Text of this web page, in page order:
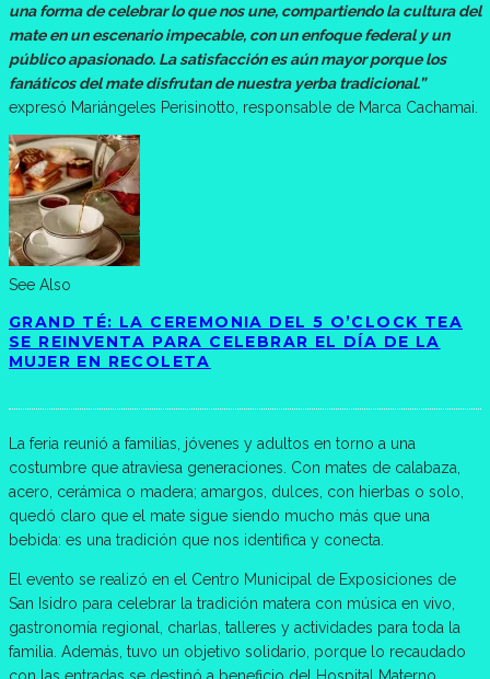
una forma de celebrar lo que nos une, compartiendo la cultura del
mate en un escenario impecable, con un enfoque federal y un
público apasionado. La satisfacción es aún mayor porque los
fanáticos del mate disfrutan de nuestra yerba tradicional.”
expresó Mariángeles Perisinotto, responsable de Marca Cachamai.
See Also
GRAND TÉ: LA CEREMONIA DEL 5 O’CLOCK TEA
SE REINVENTA PARA CELEBRAR EL DÍA DE LA
MUJER EN RECOLETA
La feria reunió a familias, jóvenes y adultos en torno a una
costumbre que atraviesa generaciones. Con mates de calabaza,
acero, cerámica o madera; amargos, dulces, con hierbas o solo,
quedó claro que el mate sigue siendo mucho más que una
bebida: es una tradición que nos identifica y conecta.
El evento se realizó en el Centro Municipal de Exposiciones de
San Isidro para celebrar la tradición matera con música en vivo,
gastronomía regional, charlas, talleres y actividades para toda la
familia. Además, tuvo un objetivo solidario, porque lo recaudado
con las entradas se destinó a beneficio del Hospital Materno